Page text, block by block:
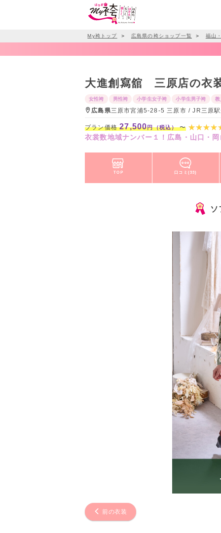
My袴トップ ＞ 広島県の袴ショップ一覧 ＞ 福山
大進創寫舘 三原店の衣
女性袴 男性袴 小学生女子袴 小学生男子袴 教
広島県三原市宮浦5-28-5 三原市 / JR三原
プラン価格27,500円（税込）〜
衣裳数地域ナンバー１！広島・山口・
TOP 口コミ(33)
前の衣装